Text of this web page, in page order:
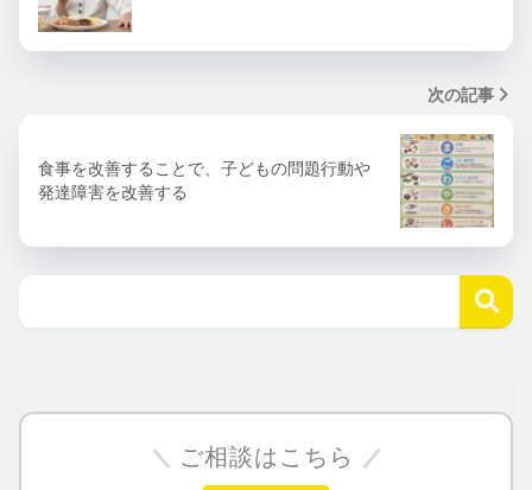
次の記事
食事を改善することで、子どもの問題行動や
発達障害を改善する
ご相談はこちら